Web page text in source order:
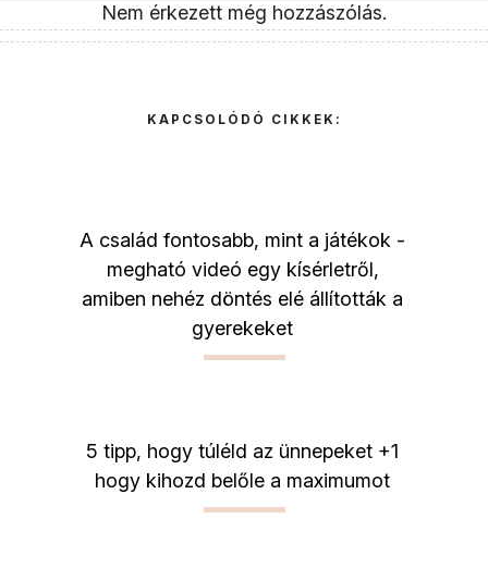
Nem érkezett még hozzászólás.
KAPCSOLÓDÓ CIKKEK:
A család fontosabb, mint a játékok -
megható videó egy kísérletről,
amiben nehéz döntés elé állították a
gyerekeket
5 tipp, hogy túléld az ünnepeket +1
hogy kihozd belőle a maximumot